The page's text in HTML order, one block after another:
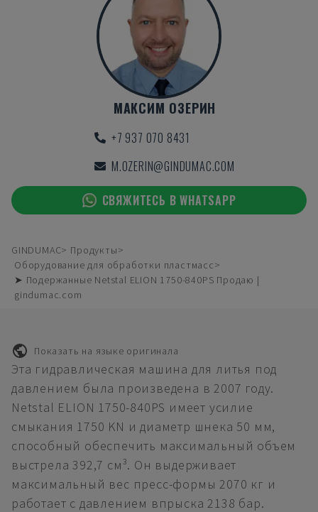
МАКСИМ ОЗЕРИН
+7 937 070 8431
M.OZERIN@GINDUMAC.COM
СВЯЖИТЕСЬ В WHATSAPP
GINDUMAC
Продукты
Оборудование для обработки пластмасс
➤ Подержанные Netstal ELION 1750-840PS Продаю |
gindumac.com
Показать на языке оригинала
Эта гидравлическая машина для литья под
давлением была произведена в 2007 году.
Netstal ELION 1750-840PS имеет усилие
смыкания 1750 KN и диаметр шнека 50 мм,
способный обеспечить максимальный объем
выстрела 392,7 см³. Он выдерживает
максимальный вес пресс-формы 2070 кг и
работает с давлением впрыска 2138 бар.